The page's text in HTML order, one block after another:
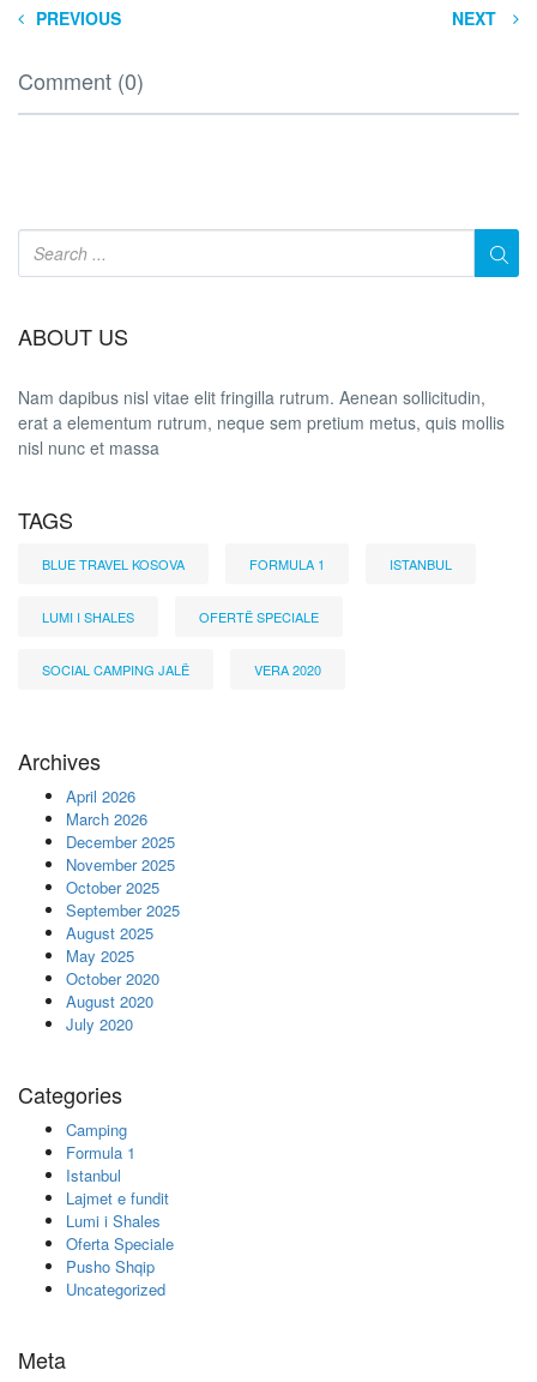
PREVIOUS NEXT
Comment (0)
ABOUT US
Nam dapibus nisl vitae elit fringilla rutrum. Aenean sollicitudin,
erat a elementum rutrum, neque sem pretium metus, quis mollis
nisl nunc et massa
TAGS
BLUE TRAVEL KOSOVA FORMULA 1 ISTANBUL
LUMI I SHALES OFERTË SPECIALE
SOCIAL CAMPING JALË VERA 2020
Archives
April 2026
March 2026
December 2025
November 2025
October 2025
September 2025
August 2025
May 2025
October 2020
August 2020
July 2020
Categories
Camping
Formula 1
Istanbul
Lajmet e fundit
Lumi i Shales
Oferta Speciale
Pusho Shqip
Uncategorized
Meta